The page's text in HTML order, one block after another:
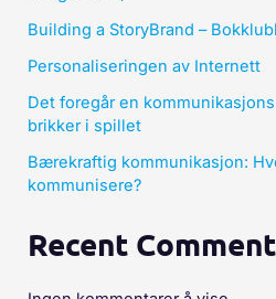
Building a StoryBrand –
Personaliseringen av Internett
Det foregår en
brikker i spillet
Bærekraftig kommunikasjon:
kommunisere?
Recent